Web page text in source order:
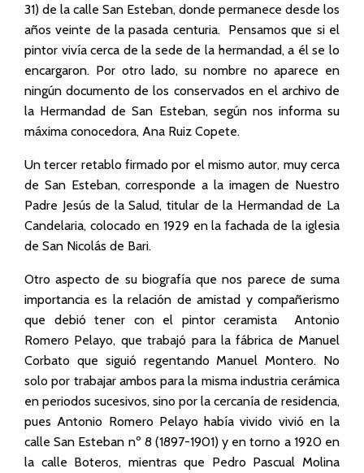
31) de la calle San Esteban, donde permanece desde los
años veinte de la pasada centuria. Pensamos que si el
pintor vivía cerca de la sede de la hermandad, a él se lo
encargaron. Por otro lado, su nombre no aparece en
ningún documento de los conservados en el archivo de
la Hermandad de San Esteban, según nos informa su
máxima conocedora, Ana Ruiz Copete.
Un tercer retablo firmado por el mismo autor, muy cerca
de San Esteban, corresponde a la imagen de Nuestro
Padre Jesús de la Salud, titular de la Hermandad de La
Candelaria, colocado en 1929 en la fachada de la iglesia
de San Nicolás de Bari.
Otro aspecto de su biografía que nos parece de suma
importancia es la relación de amistad y compañerismo
que debió tener con el pintor ceramista Antonio
Romero Pelayo, que trabajó para la fábrica de Manuel
Corbato que siguió regentando Manuel Montero. No
solo por trabajar ambos para la misma industria cerámica
en periodos sucesivos, sino por la cercanía de residencia,
pues Antonio Romero Pelayo había vivido vivió en la
calle San Esteban nº 8 (1897-1901) y en torno a 1920 en
la calle Boteros, mientras que Pedro Pascual Molina